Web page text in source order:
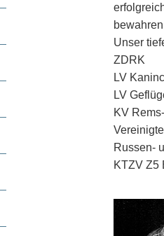
Unser
ZDRK
LV
LV
KV
Russen-
KTZV Z5